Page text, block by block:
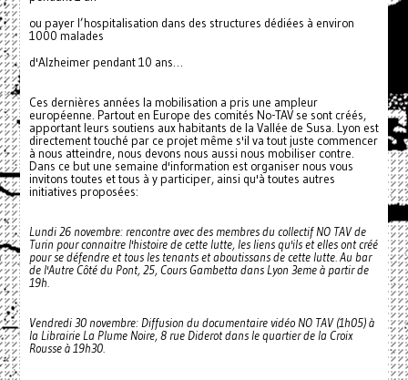
ou payer l’hospitalisation dans des structures dédiées à environ
1000 malades
d'Alzheimer pendant 10 ans…
Ces dernières années la mobilisation a pris une ampleur
européenne. Partout en Europe des comités No-TAV se sont créés,
apportant leurs soutiens aux habitants de la Vallée de Susa. Lyon est
directement touché par ce projet même s'il va tout juste commencer
à nous atteindre, nous devons nous aussi nous mobiliser contre.
Dans ce but une semaine d'information est organiser nous vous
invitons toutes et tous à y participer, ainsi qu'à toutes autres
initiatives proposées:
Lundi 26 novembre: rencontre avec des membres du collectif NO TAV de
Turin pour connaitre l'histoire de cette lutte, les liens qu'ils et elles ont créé
pour se défendre et tous les tenants et aboutissans de cette lutte. Au bar
de l'Autre Côté du Pont, 25, Cours Gambetta dans Lyon 3eme à partir de
19h.
Vendredi 30 novembre: Diffusion du documentaire vidéo NO TAV (1h05) à
la Librairie La Plume Noire, 8 rue Diderot dans le quartier de la Croix
Rousse à 19h30.